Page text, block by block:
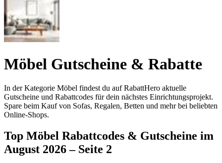
Möbel Gutscheine & Rabatte
In der Kategorie Möbel findest du auf RabattHero aktuelle
Gutscheine und Rabattcodes für dein nächstes Einrichtungsprojekt.
Spare beim Kauf von Sofas, Regalen, Betten und mehr bei beliebten
Online-Shops.
Top Möbel Rabattcodes & Gutscheine im
August 2026 – Seite 2